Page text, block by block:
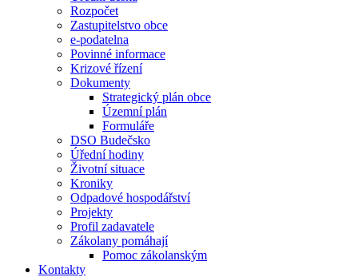
Rozpočet
Zastupitelstvo obce
e-podatelna
Povinné informace
Krizové řízení
Dokumenty
Strategický plán obce
Územní plán
Formuláře
DSO Budečsko
Úřední hodiny
Životní situace
Kroniky
Odpadové hospodářství
Projekty
Profil zadavatele
Zákolany pomáhají
Pomoc zákolanským
Kontakty